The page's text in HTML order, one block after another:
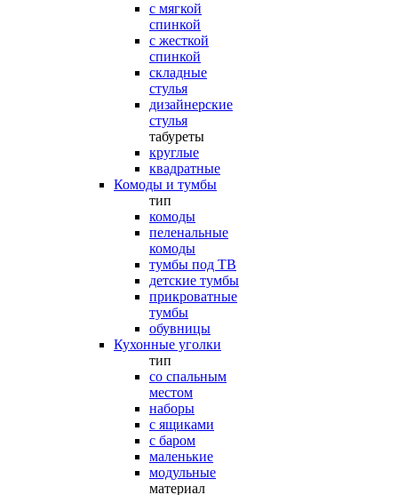
с мягкой
спинкой
с жесткой
спинкой
складные
стулья
дизайнерские
стулья
табуреты
круглые
квадратные
Комоды и тумбы
тип
комоды
пеленальные
комоды
тумбы под ТВ
детские тумбы
прикроватные
тумбы
обувницы
Кухонные уголки
тип
со спальным
местом
наборы
с ящиками
с баром
маленькие
модульные
материал